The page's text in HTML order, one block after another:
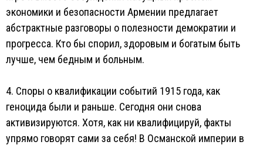
экономики и безопасности Армении предлагает
абстрактные разговоры о полезности демократии и
прогресса. Кто бы спорил, здоровым и богатым быть
лучше, чем бедным и больным.
4. Споры о квалификации событий 1915 года, как
геноцида были и раньше. Сегодня они снова
активизируются. Хотя, как ни квалифицируй, факты
упрямо говорят сами за себя! В Османской империи в